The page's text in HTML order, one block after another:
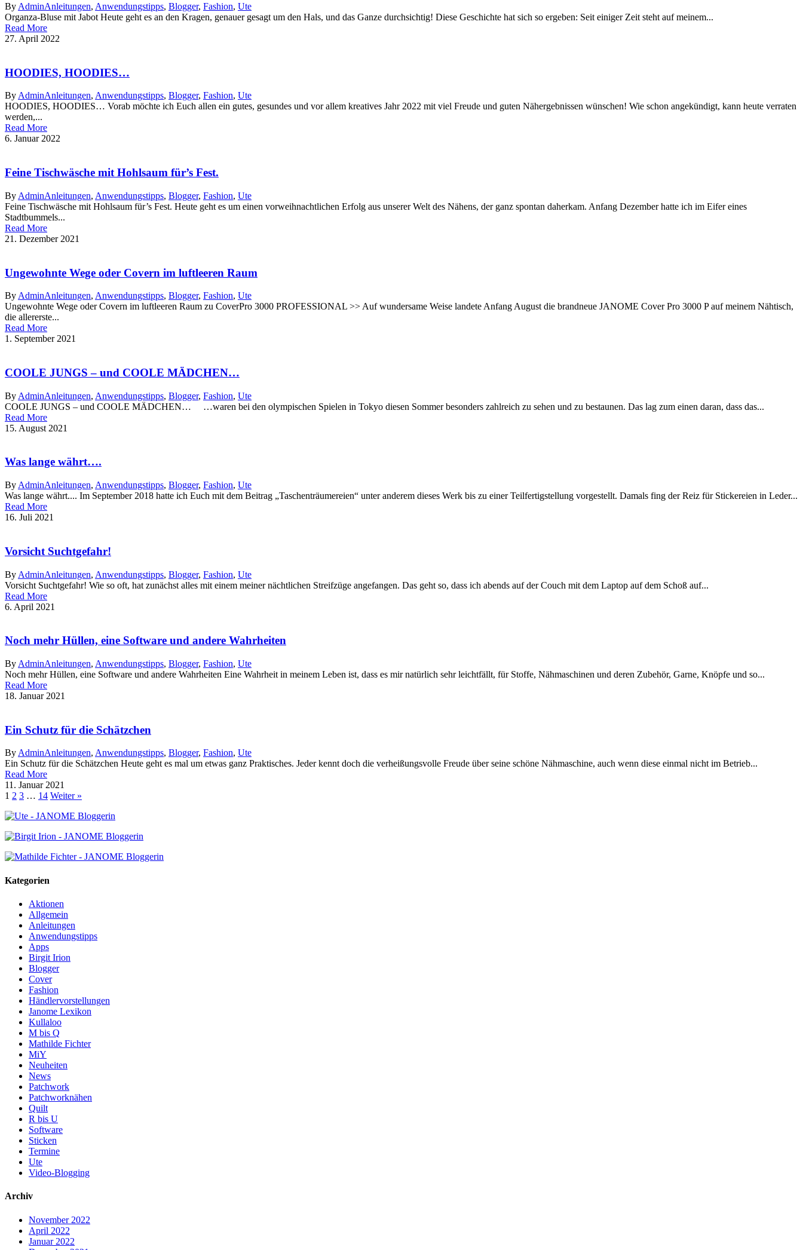
By AdminAnleitungen, Anwendungstipps, Blogger, Fashion, Ute
Organza-Bluse mit Jabot Heute geht es an den Kragen, genauer gesagt um den Hals, und das Ganze durchsichtig! Diese Geschichte hat sich so ergeben: Seit einiger Zeit steht auf meinem...
Read More
27. April 2022
HOODIES, HOODIES…
By AdminAnleitungen, Anwendungstipps, Blogger, Fashion, Ute
HOODIES, HOODIES… Vorab möchte ich Euch allen ein gutes, gesundes und vor allem kreatives Jahr 2022 mit viel Freude und guten Nähergebnissen wünschen! Wie schon angekündigt, kann heute verraten
werden,...
Read More
6. Januar 2022
Feine Tischwäsche mit Hohlsaum für’s Fest.
By AdminAnleitungen, Anwendungstipps, Blogger, Fashion, Ute
Feine Tischwäsche mit Hohlsaum für’s Fest. Heute geht es um einen vorweihnachtlichen Erfolg aus unserer Welt des Nähens, der ganz spontan daherkam. Anfang Dezember hatte ich im Eifer eines
Stadtbummels...
Read More
21. Dezember 2021
Ungewohnte Wege oder Covern im luftleeren Raum
By AdminAnleitungen, Anwendungstipps, Blogger, Fashion, Ute
Ungewohnte Wege oder Covern im luftleeren Raum zu CoverPro 3000 PROFESSIONAL >> Auf wundersame Weise landete Anfang August die brandneue JANOME Cover Pro 3000 P auf meinem Nähtisch,
die allererste...
Read More
1. September 2021
COOLE JUNGS – und COOLE MÄDCHEN…
By AdminAnleitungen, Anwendungstipps, Blogger, Fashion, Ute
COOLE JUNGS – und COOLE MÄDCHEN… …waren bei den olympischen Spielen in Tokyo diesen Sommer besonders zahlreich zu sehen und zu bestaunen. Das lag zum einen daran, dass das...
Read More
15. August 2021
Was lange währt….
By AdminAnleitungen, Anwendungstipps, Blogger, Fashion, Ute
Was lange währt.... Im September 2018 hatte ich Euch mit dem Beitrag „Taschenträumereien“ unter anderem dieses Werk bis zu einer Teilfertigstellung vorgestellt. Damals fing der Reiz für Stickereien in Leder...
Read More
16. Juli 2021
Vorsicht Suchtgefahr!
By AdminAnleitungen, Anwendungstipps, Blogger, Fashion, Ute
Vorsicht Suchtgefahr! Wie so oft, hat zunächst alles mit einem meiner nächtlichen Streifzüge angefangen. Das geht so, dass ich abends auf der Couch mit dem Laptop auf dem Schoß auf...
Read More
6. April 2021
Noch mehr Hüllen, eine Software und andere Wahrheiten
By AdminAnleitungen, Anwendungstipps, Blogger, Fashion, Ute
Noch mehr Hüllen, eine Software und andere Wahrheiten Eine Wahrheit in meinem Leben ist, dass es mir natürlich sehr leichtfällt, für Stoffe, Nähmaschinen und deren Zubehör, Garne, Knöpfe und so...
Read More
18. Januar 2021
Ein Schutz für die Schätzchen
ByAdminAnleitungen, Anwendungstipps, Blogger, Fashion, Ute
Ein Schutz für die Schätzchen Heute geht es mal um etwas ganz Praktisches. Jeder kennt doch die verheißungsvolle Freude über seine schöne Nähmaschine, auch wenn diese einmal nicht im Betrieb...
Read More
11. Januar 2021
1 2 3 … 14 Weiter »
Kategorien
Aktionen
Allgemein
Anleitungen
Anwendungstipps
Apps
Birgit Irion
Blogger
Cover
Fashion
Händlervorstellungen
Janome Lexikon
Kullaloo
M bis Q
Mathilde Fichter
MiY
Neuheiten
News
Patchwork
Patchworknähen
Quilt
R bis U
Software
Sticken
Termine
Ute
Video-Blogging
Archiv
November 2022
April 2022
Januar 2022